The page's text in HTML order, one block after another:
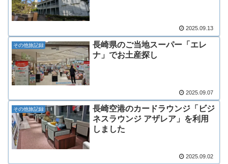
2025.09.13
その他旅記録
長崎県のご当地スーパー「エレ
ナ」でお土産探し
2025.09.07
その他旅記録
長崎空港のカードラウンジ「ビジ
ネスラウンジ アザレア」を利用
しました
2025.09.02